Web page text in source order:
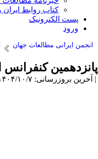
کتاب روابط ایران
پست الکترونیک
ورود
انجمن ایرانی مطالعات جهان
پانزدهمین
| آخرین بروزرسانی: ۱۴۰۴/۱۰/۷ |